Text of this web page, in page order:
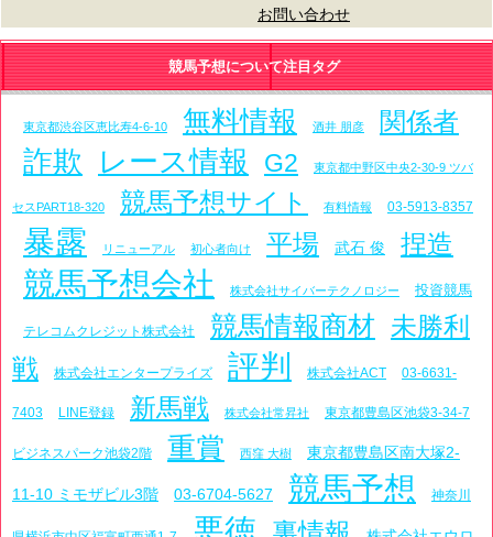
お問い合わせ
競馬予想について注目タグ
東京都渋谷区恵比寿4-6-10 無料情報 酒井 朋彦 関係者
詐欺 レース情報 G2 東京都中野区中央2-30-9 ツバ
セスPART18-320 競馬予想サイト 有料情報 03-5913-8357
暴露 リニューアル 初心者向け 平場 武石 俊 捏造
競馬予想会社 株式会社サイバーテクノロジー 投資競馬
テレコムクレジット株式会社 競馬情報商材 未勝利
戦
株式会社エンタープライズ 評判 株式会社ACT 03-6631-
7403 LINE登録 新馬戦 株式会社常昇社 東京都豊島区池袋3-34-7
ビジネスパーク池袋2階 重賞 西窪 大樹 東京都豊島区南大塚2-
11-10 ミモザビル3階 03-6704-5627 競馬予想 神奈川